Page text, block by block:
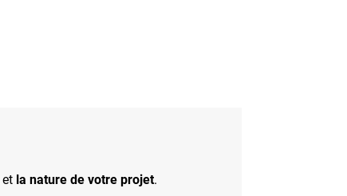
et la nature de votre projet.